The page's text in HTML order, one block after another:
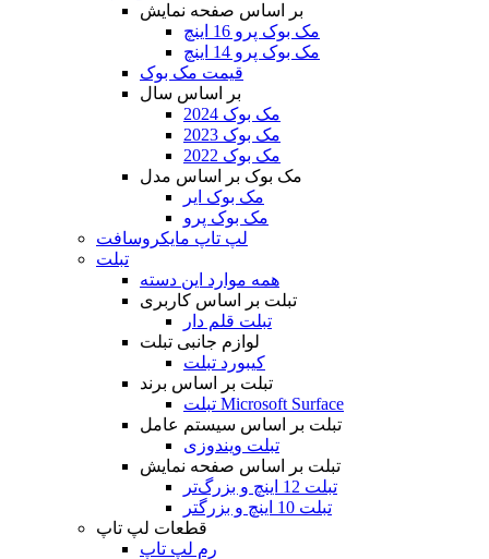
بر اساس صفحه نمایش
مک بوک پرو 16 اینچ
مک بوک پرو 14 اینچ
قیمت مک بوک
بر اساس سال
مک بوک 2024
مک بوک 2023
مک بوک 2022
مک بوک بر اساس مدل
مک بوک ایر
مک بوک پرو
لپ تاپ مایکروسافت
تبلت
همه موارد این دسته
تبلت بر اساس کاربری
تبلت قلم دار
لوازم جانبی تبلت
کیبورد تبلت
تبلت بر اساس برند
تبلت Microsoft Surface
تبلت بر اساس سیستم عامل
تبلت ویندوزی
تبلت بر اساس صفحه نمایش
تبلت 12 اینچ و بزرگ‌تر
تبلت 10 اینچ و بزرگتر
قطعات لپ تاپ
رم لپ تاپ